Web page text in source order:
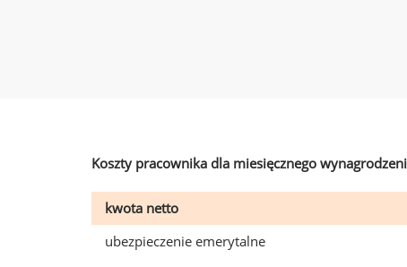
Koszty pracownika dla miesięcznego
kwota netto
ubezpieczenie emerytalne